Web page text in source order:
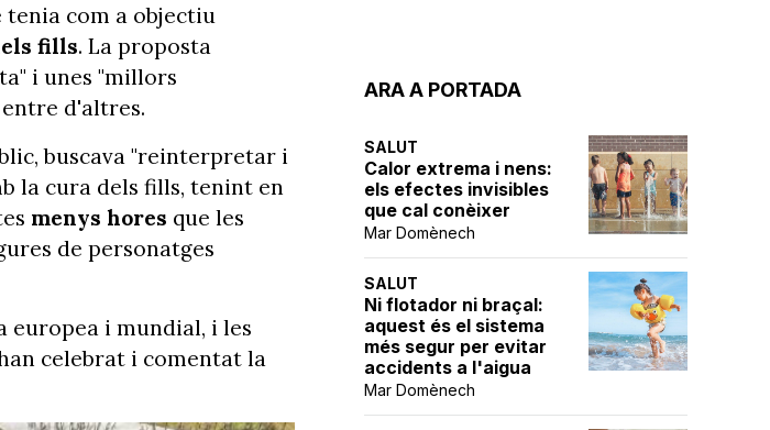
ARA A PORTADA
SALUT
Calor extrema i nens:
els efectes invisibles
que cal conèixer
Mar Domènech
SALUT
Ni flotador ni braçal:
aquest és el sistema
més segur per evitar
accidents a l'aigua
Mar Domènech
tenia com a objectiu
fills. La proposta
i unes "millors
d'altres.
buscava "reinterpretar i
la cura dels fills, tenint en
menys hores que les
de personatges
europea i mundial, i les
celebrat i comentat la